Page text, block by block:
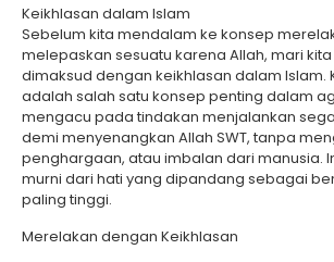
Keikhlasan dalam Islam
Sebelum kita mendalam ke konsep
melepaskan sesuatu karena Allah, mari
dimaksud dengan keikhlasan dalam Islam.
adalah salah satu konsep penting dalam
mengacu pada tindakan menjalankan
demi menyenangkan Allah SWT, tanpa
penghargaan, atau imbalan dari manusia.
murni dari hati yang dipandang sebagai
paling tinggi.
Merelakan dengan Keikhlasan